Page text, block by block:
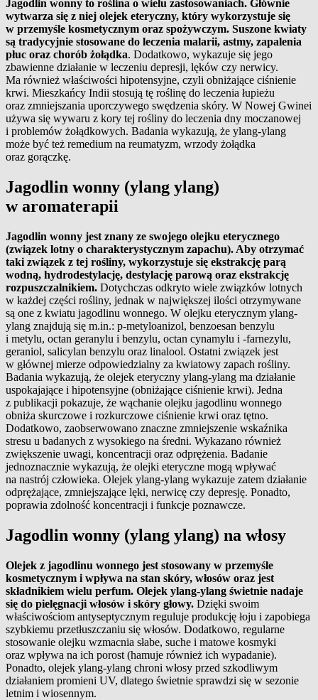
Jagodlin wonny to roślina o wielu zastosowaniach. Głównie
wytwarza się z niej olejek eteryczny, który wykorzystuje się
w przemyśle kosmetycznym oraz spożywczym. Suszone kwiaty
są tradycyjnie stosowane do leczenia malarii, astmy, zapalenia
płuc oraz chorób żołądka. Dodatkowo, wykazuje się jego
zbawienne działanie w leczeniu depresji, lęków czy nerwicy.
Ma również właściwości hipotensyjne, czyli obniżające ciśnienie
krwi. Mieszkańcy Indii stosują tę roślinę do leczenia łupieżu
oraz zmniejszania uporczywego swędzenia skóry. W Nowej Gwinei
używa się wywaru z kory tej rośliny do leczenia dny moczanowej
i problemów żołądkowych. Badania wykazują, że ylang-ylang
może być też remedium na reumatyzm, wrzody żołądka
oraz gorączkę.
Jagodlin wonny (ylang ylang)
w aromaterapii
Jagodlin wonny jest znany ze swojego olejku eterycznego
(związek lotny o charakterystycznym zapachu). Aby otrzymać
taki związek z tej rośliny, wykorzystuje się ekstrakcję parą
wodną, hydrodestylację, destylację parową oraz ekstrakcję
rozpuszczalnikiem. Dotychczas odkryto wiele związków lotnych
w każdej części rośliny, jednak w największej ilości otrzymywane
są one z kwiatu jagodlinu wonnego. W olejku eterycznym ylang-
ylang znajdują się m.in.: p-metyloanizol, benzoesan benzylu
i metylu, octan geranylu i benzylu, octan cynamylu i -farnezylu,
geraniol, salicylan benzylu oraz linalool. Ostatni związek jest
w głównej mierze odpowiedzialny za kwiatowy zapach rośliny.
Badania wykazują, że olejek eteryczny ylang-ylang ma działanie
uspokajające i hipotensyjne (obniżające ciśnienie krwi). Jedna
z publikacji pokazuje, że wąchanie olejku jagodlinu wonnego
obniża skurczowe i rozkurczowe ciśnienie krwi oraz tętno.
Dodatkowo, zaobserwowano znaczne zmniejszenie wskaźnika
stresu u badanych z wysokiego na średni. Wykazano również
zwiększenie uwagi, koncentracji oraz odprężenia. Badanie
jednoznacznie wykazują, że olejki eteryczne mogą wpływać
na nastrój człowieka. Olejek ylang-ylang wykazuje zatem działanie
odprężające, zmniejszające lęki, nerwicę czy depresję. Ponadto,
poprawia zdolność koncentracji i funkcje poznawcze.
Jagodlin wonny (ylang ylang) na włosy
Olejek z jagodlinu wonnego jest stosowany w przemyśle
kosmetycznym i wpływa na stan skóry, włosów oraz jest
składnikiem wielu perfum. Olejek ylang-ylang świetnie nadaje
się do pielęgnacji włosów i skóry głowy. Dzięki swoim
właściwościom antyseptycznym reguluje produkcję łoju i zapobiega
szybkiemu przetłuszczaniu się włosów. Dodatkowo, regularne
stosowanie olejku wzmacnia słabe, suche i matowe kosmyki
oraz wpływa na ich porost (hamuje również ich wypadanie).
Ponadto, olejek ylang-ylang chroni włosy przed szkodliwym
działaniem promieni UV, dlatego świetnie sprawdzi się w sezonie
letnim i wiosennym.